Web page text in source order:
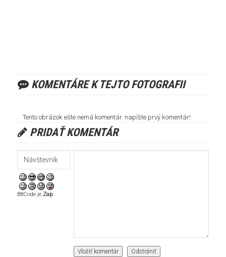
KOMENTÁRE K TEJTO FOTOGRAFII
Tento obrázok ešte nemá komentár. napíšte prvý komentár!
PRIDAŤ KOMENTÁR
BBCode je Zap.